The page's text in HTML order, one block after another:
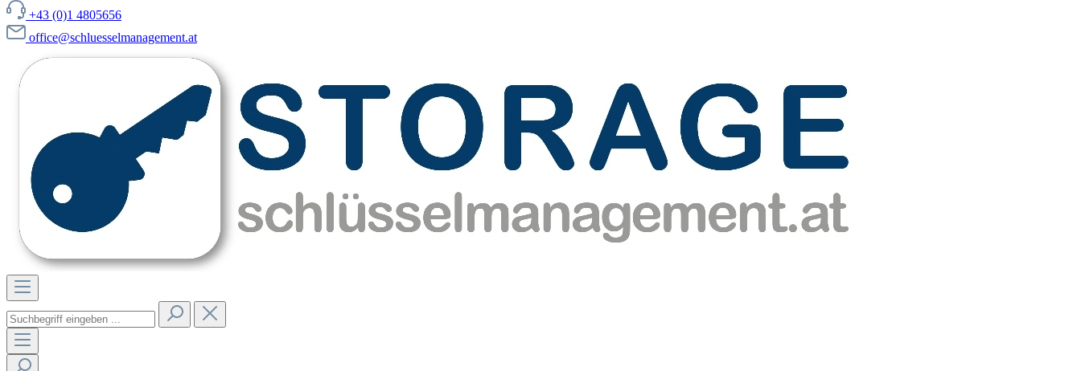
+43 (0)1 4805656
office@schluesselmanagement.at